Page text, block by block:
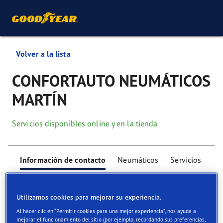
Volver a la lista
CONFORTAUTO NEUMÁTICOS
MARTÍN
Servicios disponibles online y en la tienda
Información de contacto Neumáticos Servicios
Utilizamos cookies para mejorar su experiencia.
Al hacer clic en “Permitir cookies para una mejor experiencia”, nos ayuda a
mejorar el funcionamiento del sitio (por ejemplo, recordando sus preferencias,